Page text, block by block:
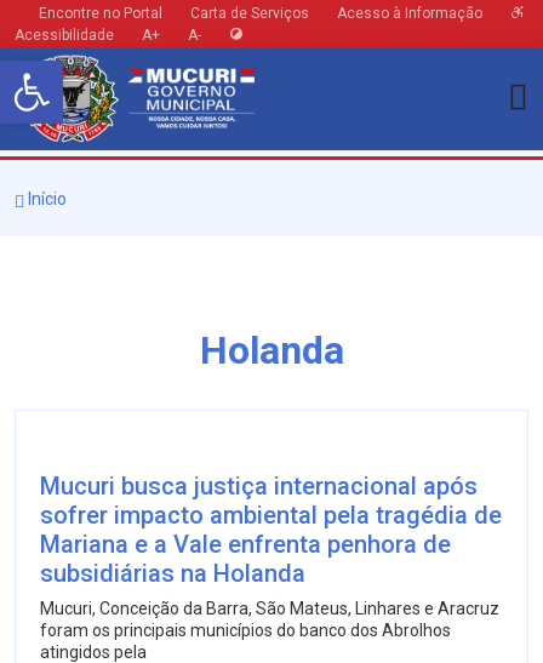
Barra de Ferramentas Aberta
Encontre no Portal Carta de Serviços
Acesso à Informação
Acessibilidade
A+ A-
Início
Holanda
Mucuri busca justiça internacional após
sofrer impacto ambiental pela tragédia de
Mariana e a Vale enfrenta penhora de
subsidiárias na Holanda
Mucuri, Conceição da Barra, São Mateus, Linhares e Aracruz
foram os principais municípios do banco dos Abrolhos
atingidos pela